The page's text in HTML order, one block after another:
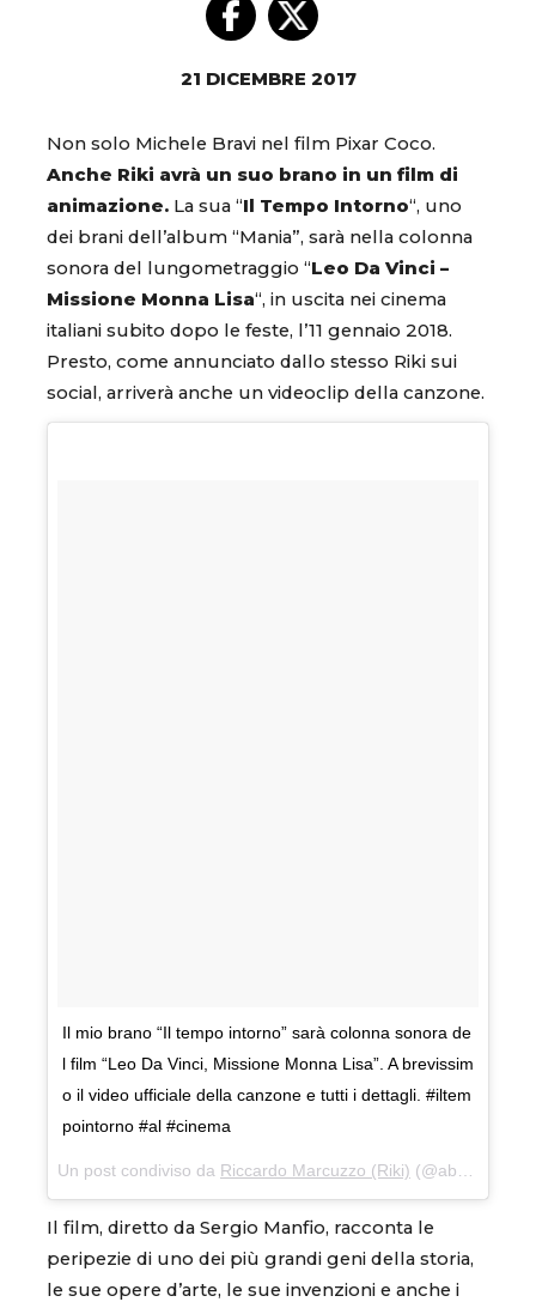
21 DICEMBRE 2017
Non solo Michele Bravi nel film Pixar Coco.
Anche Riki avrà un suo brano in un film di
animazione. La sua “Il Tempo Intorno“, uno
dei brani dell’album “Mania”, sarà nella colonna
sonora del lungometraggio “Leo Da Vinci –
Missione Monna Lisa“, in uscita nei cinema
italiani subito dopo le feste, l’11 gennaio 2018.
Presto, come annunciato dallo stesso Riki sui
social, arriverà anche un videoclip della canzone.
Il mio brano “Il tempo intorno” sarà colonna sonora de
l film “Leo Da Vinci, Missione Monna Lisa”. A brevissim
o il video ufficiale della canzone e tutti i dettagli. #iltem
pointorno #al #cinema
Un post condiviso da Riccardo Marcuzzo (Riki) (@about_riki) in data:
Il film, diretto da Sergio Manfio, racconta le
peripezie di uno dei più grandi geni della storia,
le sue opere d’arte, le sue invenzioni e anche i